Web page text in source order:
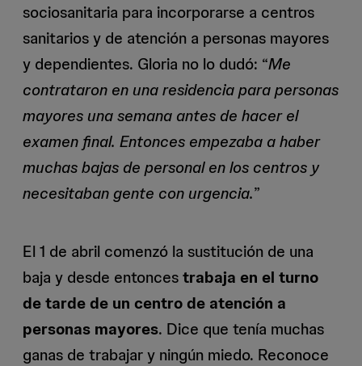
sociosanitaria para incorporarse a centros
sanitarios y de atención a personas mayores
y dependientes. Gloria no lo dudó: “Me
contrataron en una residencia para personas
mayores una semana antes de hacer el
examen final. Entonces empezaba a haber
muchas bajas de personal en los centros y
necesitaban gente con urgencia.”
El 1 de abril comenzó la sustitución de una
baja y desde entoncestrabaja en el turno
de tarde de un centro de atención a
personas mayores. Dice que tenía muchas
ganas de trabajar y ningún miedo. Reconoce